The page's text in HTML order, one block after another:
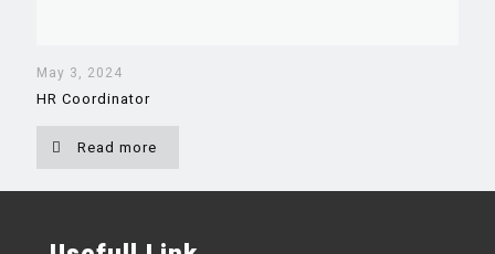
May 3, 2024
HR Coordinator
Read more